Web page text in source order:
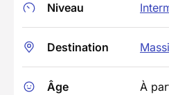
Niveau
Destination
Âge À